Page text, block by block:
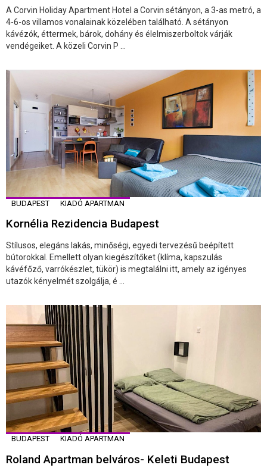
A Corvin Holiday Apartment Hotel a Corvin sétányon, a 3-as metró, a
4-6-os villamos vonalainak közelében található. A sétányon
kávézók, éttermek, bárok, dohány és élelmiszerboltok várják
vendégeiket. A közeli Corvin P ...
BUDAPEST KIADÓ APARTMAN
Kornélia Rezidencia Budapest
Stílusos, elegáns lakás, minőségi, egyedi tervezésű beépített
bútorokkal. Emellett olyan kiegészítőket (klíma, kapszulás
kávéfőző, varrókészlet, tükör) is megtalálni itt, amely az igényes
utazók kényelmét szolgálja, é ...
BUDAPEST KIADÓ APARTMAN
Roland Apartman belváros- Keleti Budapest